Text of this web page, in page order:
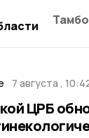
7 августа ,
ЦРБ